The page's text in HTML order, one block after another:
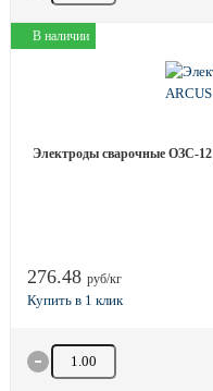
В наличии
Электроды сварочные ОЗС-
276.48 руб/кг
Количество товара